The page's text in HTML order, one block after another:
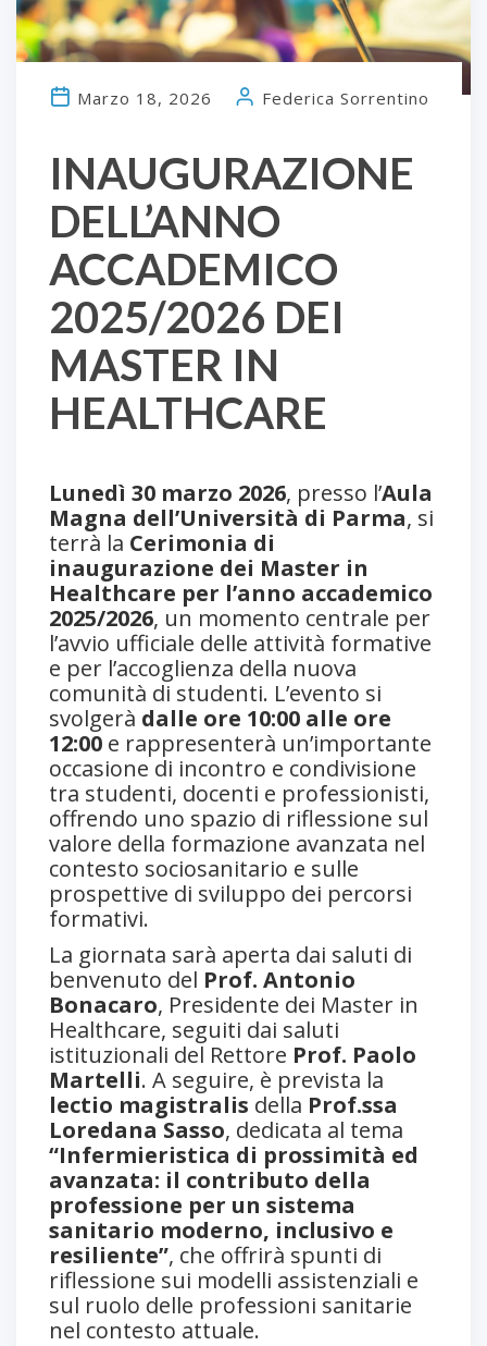
INAUGURAZIONE
DELL’ANNO
ACCADEMICO
2025/2026 DEI
MASTER IN
HEALTHCARE
Marzo 18, 2026 Federica Sorrentino
Lunedì 30 marzo 2026, presso l’Aula
Magna dell’Università di Parma, si
terrà la Cerimonia di
inaugurazione dei Master in
Healthcare per l’anno accademico
2025/2026, un momento centrale per
l’avvio ufficiale delle attività formative
e per l’accoglienza della nuova
comunità di studenti. L’evento si
svolgerà dalle ore 10:00 alle ore
12:00 e rappresenterà un’importante
occasione di incontro e condivisione
tra studenti, docenti e professionisti,
offrendo uno spazio di riflessione sul
valore della formazione avanzata nel
contesto sociosanitario e sulle
prospettive di sviluppo dei percorsi
formativi.
La giornata sarà aperta dai saluti di
benvenuto del Prof. Antonio
Bonacaro, Presidente dei Master in
Healthcare, seguiti dai saluti
istituzionali del Rettore Prof. Paolo
Martelli. A seguire, è prevista la
lectio magistralis della Prof.ssa
Loredana Sasso, dedicata al tema
“Infermieristica di prossimità ed
avanzata: il contributo della
professione per un sistema
sanitario moderno, inclusivo e
resiliente”, che offrirà spunti di
riflessione sui modelli assistenziali e
sul ruolo delle professioni sanitarie
nel contesto attuale.